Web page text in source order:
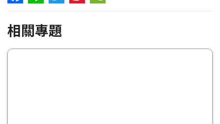
Facebook
Line TwitterSina WeChat
相關專題